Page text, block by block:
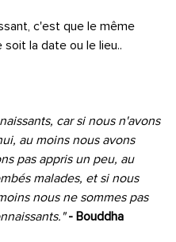
c'est que le même
la date ou le lieu..
car si nous n'avons
au moins nous avons
pas appris un peu, au
malades, et si nous
nous ne sommes pas
- Bouddha